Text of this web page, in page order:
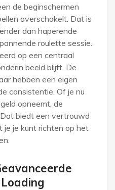
de beginschermen
overschakelt. Dat is
dan haperende
roulette sessie.
op een centraal
beeld blijft. De
hebben een eigen
consistentie. Of je nu
opneemt, de
biedt een vertrouwd
je je kunt richten op het